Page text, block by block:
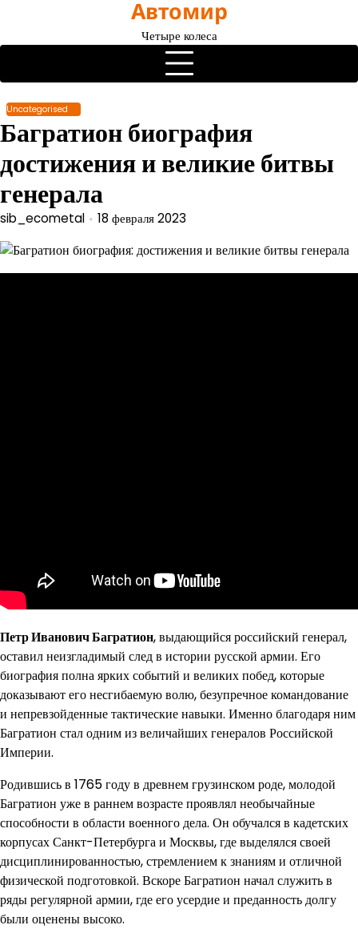
содержимому
Автомир
Четыре колеса
Uncategorised
Багратион биография
достижения и великие битвы
генерала
sib_ecometal 18 февраля 2023
Петр Иванович Багратион, выдающийся российский генерал,
оставил неизгладимый след в истории русской армии. Его
биография полна ярких событий и великих побед, которые
доказывают его несгибаемую волю, безупречное командование
и непревзойденные тактические навыки. Именно благодаря ним
Багратион стал одним из величайших генералов Российской
Империи.
Родившись в 1765 году в древнем грузинском роде, молодой
Багратион уже в раннем возрасте проявлял необычайные
способности в области военного дела. Он обучался в кадетских
корпусах Санкт-Петербурга и Москвы, где выделялся своей
дисциплинированностью, стремлением к знаниям и отличной
физической подготовкой. Вскоре Багратион начал служить в
ряды регулярной армии, где его усердие и преданность долгу
были оценены высоко.